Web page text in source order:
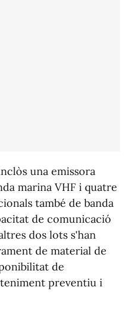
una emissora
marina VHF i quatre
també de banda
de comunicació
dos lots s'han
de material de
de
preventiu i